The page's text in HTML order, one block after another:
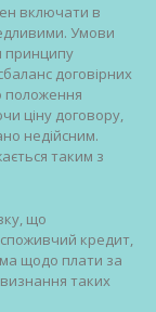
включати в
Умови
принципу
договірних
положення
ціну договору,
недійсним.
таким з
що
кредит,
щодо плати за
таких